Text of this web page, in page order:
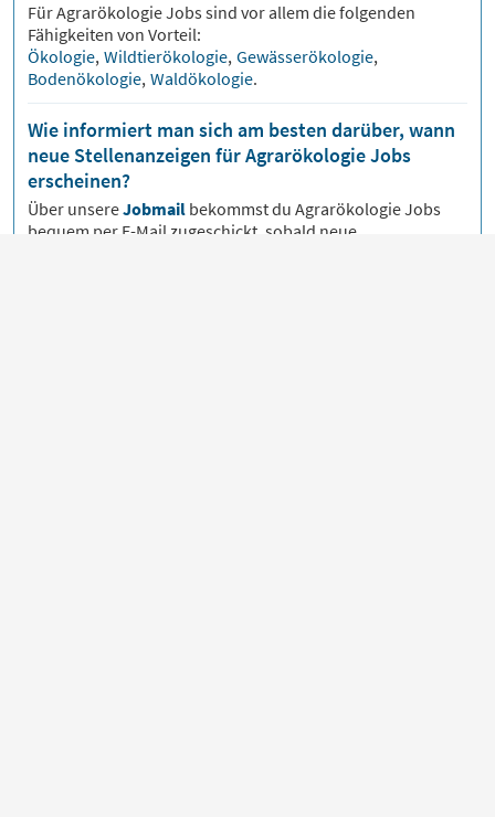
FürAgrarökologieJobs sind vor allem die folgenden
Fähigkeiten von Vorteil:
Ökologie, Wildtierökologie, Gewässerökologie,
Bodenökologie, Waldökologie.
Wie informiert man sich am besten darüber, wann
neue Stellenanzeigen für Agrarökologie Jobs
erscheinen?
Über unsereJobmail bekommst du AgrarökologieJobs
bequem per E-Mail zugeschickt, sobald neue